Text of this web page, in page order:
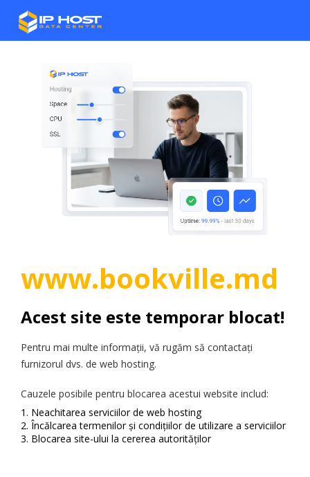
www.bookville.md
Acest site este temporar blocat!
Pentru mai multe informații, vă rugăm să contactați
furnizorul dvs. de web hosting.
Cauzele posibile pentru blocarea acestui website includ:
Neachitarea serviciilor de web hosting
Încălcarea termenilor și condițiilor de utilizare a serviciilor
Blocarea site-ului la cererea autorităților